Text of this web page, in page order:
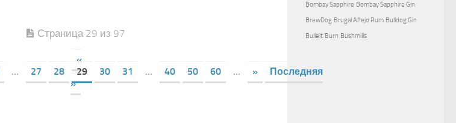
Страница 29 из 97
«
... 27 28 29 30 31 ... 40 50 60 ... »
Последняя
»
Bombay Sapphire Bombay Sapphire Gin
BrewDog Brugal Añejo Rum Bulldog Gin
Bulleit Burn Bushmills